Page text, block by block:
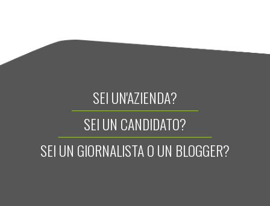
SEI UN'AZIENDA?
SEI UN CANDIDATO?
SEI UN GIORNALISTA O UN BLOGGER?